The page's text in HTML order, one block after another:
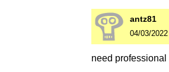
antz81
04/03/
need